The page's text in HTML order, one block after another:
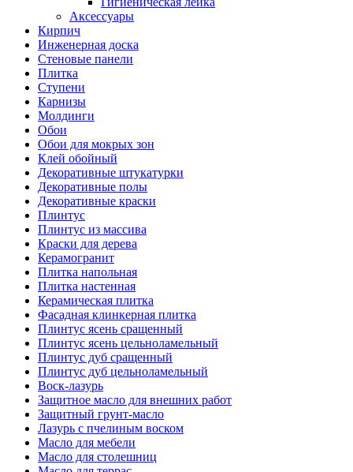
Аксессуары
Кирпич
Инженерная доска
Стеновые панели
Плитка
Ступени
Карнизы
Молдинги
Обои
Обои для мокрых зон
Клей обойный
Декоративные штукатурки
Декоративные полы
Декоративные краски
Плинтус
Плинтус из массива
Краски для дерева
Керамогранит
Плитка напольная
Плитка настенная
Керамическая плитка
Фасадная клинкерная плитка
Плинтус ясень сращенный
Плинтус ясень цельноламельный
Плинтус дуб сращенный
Плинтус дуб цельноламельный
Воск-лазурь
Защитное масло для внешних работ
Защитный грунт-масло
Лазурь с пчелиным воском
Масло для мебели
Масло для столешниц